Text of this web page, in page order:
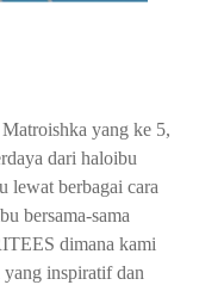
yang ke 5,
dari haloibu
lewat berbagai cara
bersama-sama
dimana kami
inspiratif dan